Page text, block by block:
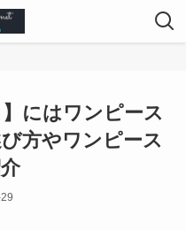
】にはワンピース
方やワンピース